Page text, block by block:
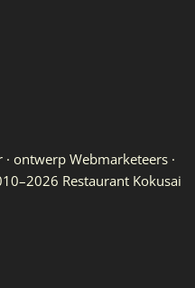
· ontwerp Webmarketeers·
Restaurant Kokusai